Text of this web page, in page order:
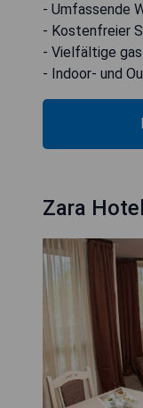
- Umfassende
- Kostenfreier
- Vielfältige
- Indoor- und
Zara Hotel